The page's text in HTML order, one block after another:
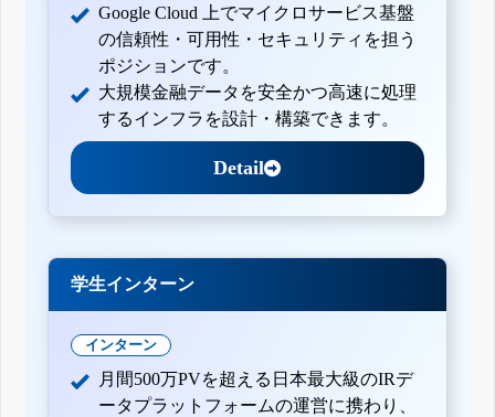
Google Cloud 上でマイクロサービス基盤
の信頼性・可用性・セキュリティを担う
ポジションです。
大規模金融データを安全かつ高速に処理
するインフラを設計・構築できます。
Detail
学生インターン
インターン
月間500万PVを超える日本最大級のIRデ
ータプラットフォームの運営に携わり、